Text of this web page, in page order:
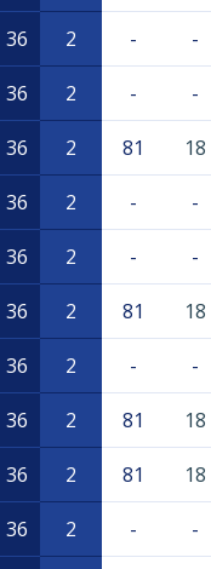
36 2 - -
36 2 - -
36 2 81 18
36 2 - -
36 2 - -
36 2 81 18
36 2 - -
36 2 81 18
36 2 81 18
36 2 - -